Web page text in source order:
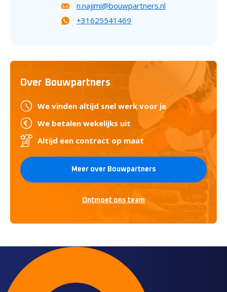
n.najimi@bouwpartners.nl
+31625541469
Over Bouwpartners
We vinden altijd snel werk voor je
We betalen wekelijks uit
Altijd een contract op maat
Meer over Bouwpartners
Ontmoet ons team